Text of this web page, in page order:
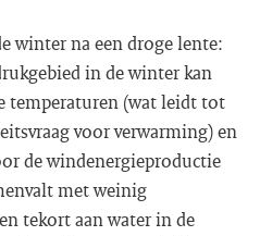
winter na een droge lente:
in de winter kan
temperaturen (wat leidt tot
voor verwarming) en
de windenergieproductie
met weinig
tekort aan water in de